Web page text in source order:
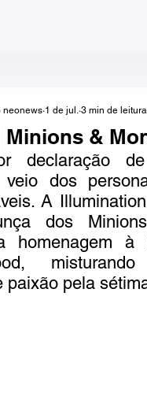
Minions &
neonews 1 de jul. 3 min de leitura
declaração
veio dos
A
dos
homenagem à
paixão pela